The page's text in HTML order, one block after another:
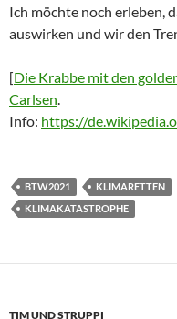
Ich möchte noch erleben,
auswirken und wir den
[Die Krabbe mit den
Carlsen.
Info: https://
BTW2021 KLIMARETTEN
‎KLIMAKATASTROPHE‬
TIM UND STRUPPI